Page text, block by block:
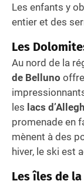
Les enfants y
entier et des
Les
Au nord de la
de Belluno
les lacs
promenade en
mènent à des
hiver, le ski est
Les îles de